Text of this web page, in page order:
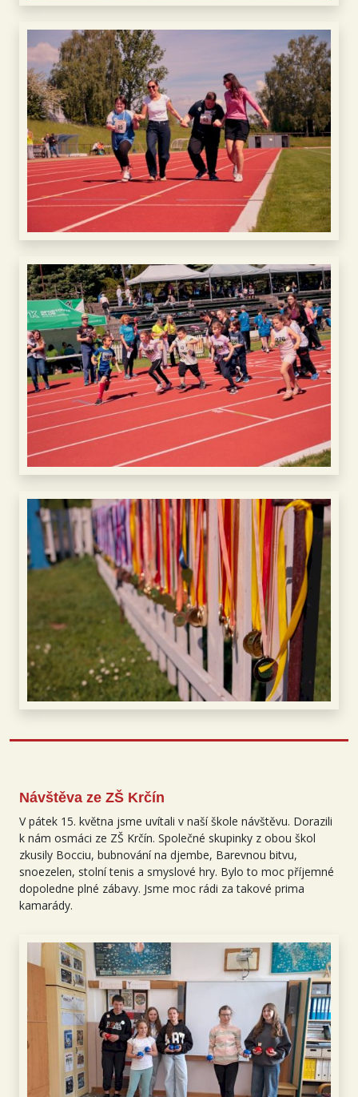
Návštěva ze ZŠ Krčín
V pátek 15. května jsme uvítali v naší škole návštěvu. Dorazili
k nám osmáci ze ZŠ Krčín. Společné skupinky z obou škol
zkusily Bocciu, bubnování na djembe, Barevnou bitvu,
snoezelen, stolní tenis a smyslové hry. Bylo to moc příjemné
dopoledne plné zábavy. Jsme moc rádi za takové prima
kamarády.